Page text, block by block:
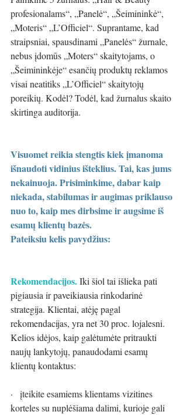
profesionalams“, „Panelė“, „Šeimininkė“,
„Moteris“ „L’Officiel“. Suprantame, kad
straipsniai, spausdinami „Panelės“ žurnale,
nebus įdomūs „Moters“ skaitytojams, o
„Šeimininkėje“ esančių produktų reklamos
visai neatitiks „L’Officiel“ skaitytojų
poreikių. Kodėl? Todėl, kad žurnalus skaito
skirtinga auditorija.
Visuomet reikia stengtis kiek įmanoma
išnaudoti vidinius išteklius. Tai, kas jums
nekainuoja. Prisiminkime, dabar kaip
niekada, stabilumas ir augimas priklauso
nuo to, kaip mes dirbsime ir augsime iš
esamų klientų bazės.
Pateiksiu kelis pavydžius:
Rekomendacijos. Iki šiol tai išlieka pati
pigiausia ir paveikiausia rinkodarinė
strategija. Klientai, atėję pagal
rekomendacijas, yra net 30 proc. lojalesni.
Kelios idėjos, kaip galėtumėte pritraukti
naujų lankytojų, panaudodami esamų
klientų kontaktus:
·   įteikite esamiems klientams vizitines
korteles su nuplėšiama dalimi, kurioje gali